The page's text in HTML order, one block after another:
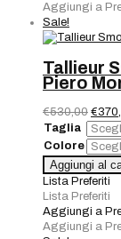
Aggiungi a
Sale!
Tallieur
Piero
€530,00 Il
era:
€
Taglia
Colore
Tallieur
Smoking
Giacca
e
Pantalone
Aggiungi al
Lista Preferiti
Lista Preferiti
Aggiungi a
Aggiungi a